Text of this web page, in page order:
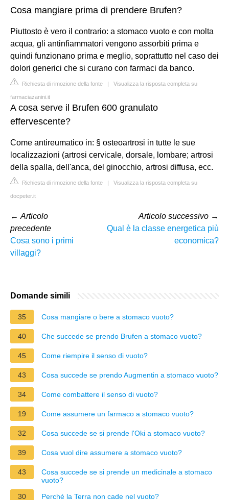
Cosa mangiare prima di prendere Brufen?
Piuttosto è vero il contrario: a stomaco vuoto e con molta
acqua, gli antinfiammatori vengono assorbiti prima e
quindi funzionano prima e meglio, soprattutto nel caso dei
dolori generici che si curano con farmaci da banco.
Richiesta di rimozione della fonte | Visualizza la risposta completa su
farmaciazanini.it
A cosa serve il Brufen 600 granulato
effervescente?
Come antireumatico in: § osteoartrosi in tutte le sue
localizzazioni (artrosi cervicale, dorsale, lombare; artrosi
della spalla, dell'anca, del ginocchio, artrosi diffusa, ecc.
Richiesta di rimozione della fonte | Visualizza la risposta completa su
docpeter.it
← Articolo
precedente
Cosa sono i primi
villaggi?
Articolo successivo →
Qual è la classe energetica più
economica?
Domande simili
35 Cosa mangiare o bere a stomaco vuoto?
40 Che succede se prendo Brufen a stomaco vuoto?
45 Come riempire il senso di vuoto?
43 Cosa succede se prendo Augmentin a stomaco vuoto?
34 Come combattere il senso di vuoto?
19 Come assumere un farmaco a stomaco vuoto?
32 Cosa succede se si prende l'Oki a stomaco vuoto?
39 Cosa vuol dire assumere a stomaco vuoto?
43
Cosa succede se si prende un medicinale a stomaco
vuoto?
30
Perché la Terra non cade nel vuoto?